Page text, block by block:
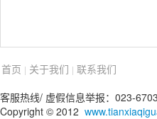
首页 | 关于我们 | 联系我们
客服热线/ 虚假信息举报：023-
Copyright © 2012